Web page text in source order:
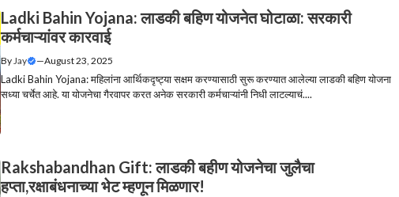
Ladki Bahin Yojana: लाडकी बहिण योजनेत घोटाळा: सरकारी
कर्मचाऱ्यांवर कारवाई
By Jay —August 23, 2025
Ladki Bahin Yojana: महिलांना आर्थिकदृष्ट्या सक्षम करण्यासाठी सुरू करण्यात आलेल्या लाडकी बहिण योजना
सध्या चर्चेत आहे. या योजनेचा गैरवापर करत अनेक सरकारी कर्मचाऱ्यांनी निधी लाटल्याचं....
Rakshabandhan Gift: लाडकी बहीण योजनेचा जुलैचा
हप्ता,रक्षाबंधनाच्या भेट म्हणून मिळणार!